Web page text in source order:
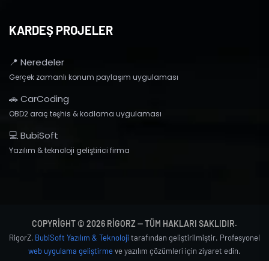
KARDEŞ PROJELER
📍 Neredeler
Gerçek zamanlı konum paylaşım uygulaması
🚗 CarCoding
OBD2 araç teşhis & kodlama uygulaması
💻 BubiSoft
Yazılım & teknoloji geliştirici firma
COPYRIGHT © 2026 RIGORZ — TÜM HAKLARI SAKLIDIR.
RigorZ, BubiSoft Yazılım & Teknoloji tarafından geliştirilmiştir. Profesyonel
web uygulama geliştirmeve yazılım çözümleri için ziyaret edin.